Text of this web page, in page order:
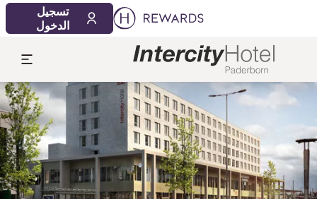
تسجيل
الدخول
الشريحة 1 من 1